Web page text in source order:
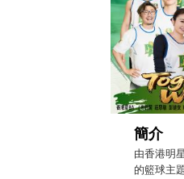
簡介
由香港明
的籃球主